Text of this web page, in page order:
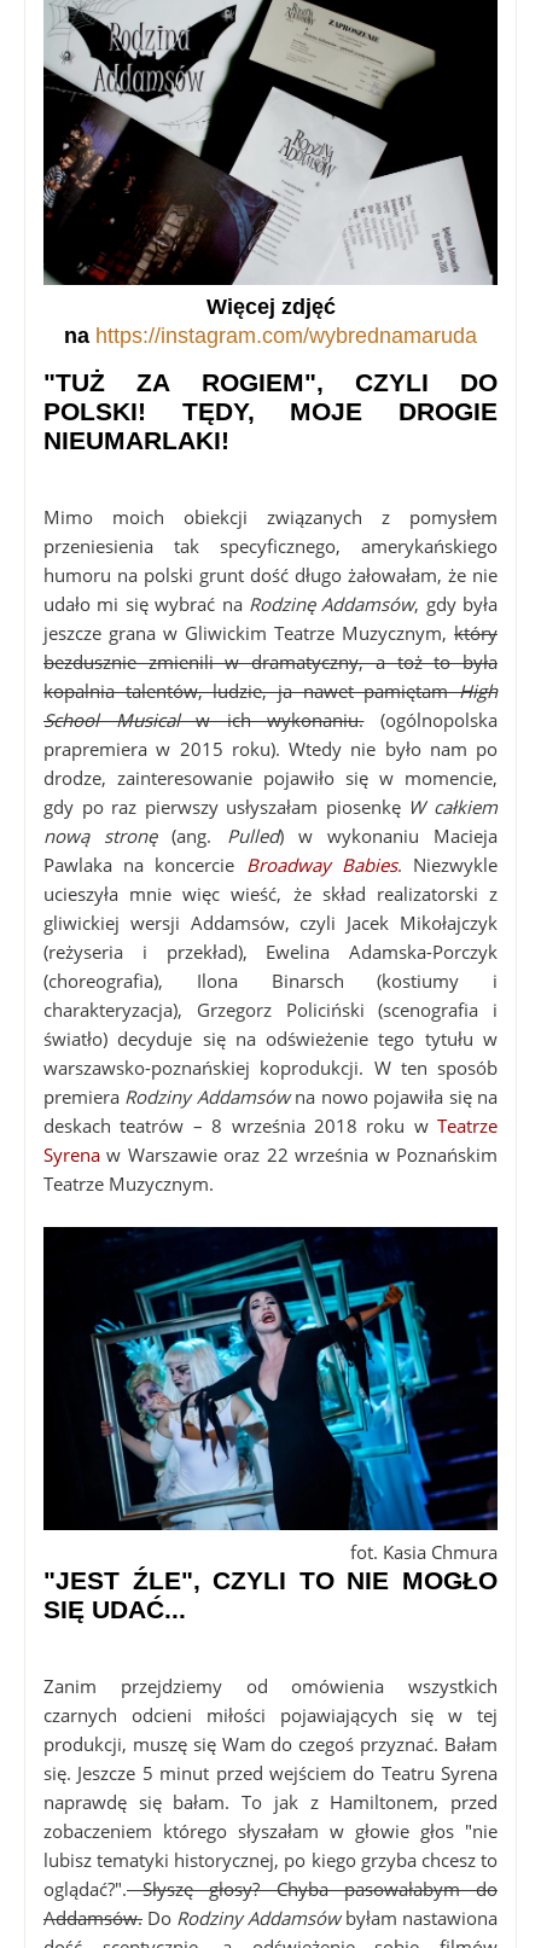
Więcej zdjęć
na https://instagram.com/wybrednamaruda
"TUŻ ZA ROGIEM", CZYLI DO
POLSKI! TĘDY, MOJE DROGIE
NIEUMARLAKI!
Mimo moich obiekcji związanych z pomysłem
przeniesienia tak specyficznego, amerykańskiego
humoru na polski grunt dość długo żałowałam, że nie
udało mi się wybrać na Rodzinę Addamsów, gdy była
jeszcze grana w Gliwickim Teatrze Muzycznym, który
bezdusznie zmienili w dramatyczny, a toż to była
kopalnia talentów, ludzie, ja nawet pamiętamHigh
School Musicalw ich wykonaniu.(ogólnopolska
prapremiera w 2015 roku). Wtedy nie było nam po
drodze, zainteresowanie pojawiło się w momencie,
gdy po raz pierwszy usłyszałam piosenkę W całkiem
nową stronę(ang. Pulled) w wykonaniu Macieja
Pawlaka na koncercie Broadway Babies. Niezwykle
ucieszyła mnie więc wieść, że skład realizatorski z
gliwickiej wersji Addamsów, czyli Jacek Mikołajczyk
(reżyseria i przekład), Ewelina Adamska-Porczyk
(choreografia), Ilona Binarsch (kostiumy i
charakteryzacja), Grzegorz Policiński (scenografia i
światło) decyduje się na odświeżenie tego tytułu w
warszawsko-poznańskiej koprodukcji. W ten sposób
premiera Rodziny Addamsówna nowo pojawiła się na
deskach teatrów – 8 września 2018 roku w Teatrze
Syrena w Warszawie oraz 22 września w Poznańskim
Teatrze Muzycznym.
fot. Kasia Chmura
"JEST ŹLE", CZYLI TO NIE MOGŁO
SIĘ UDAĆ...
Zanim przejdziemy od omówienia wszystkich
czarnych odcieni miłości pojawiających się w tej
produkcji, muszę się Wam do czegoś przyznać. Bałam
się. Jeszcze 5 minut przed wejściem do Teatru Syrena
naprawdę się bałam. To jak z Hamiltonem, przed
zobaczeniem którego słyszałam w głowie głos "nie
lubisz tematyki historycznej, po kiego grzyba chcesz to
oglądać?".Słyszę głosy? Chyba pasowałabym do
Addamsów. Do Rodziny Addamsówbyłam nastawiona